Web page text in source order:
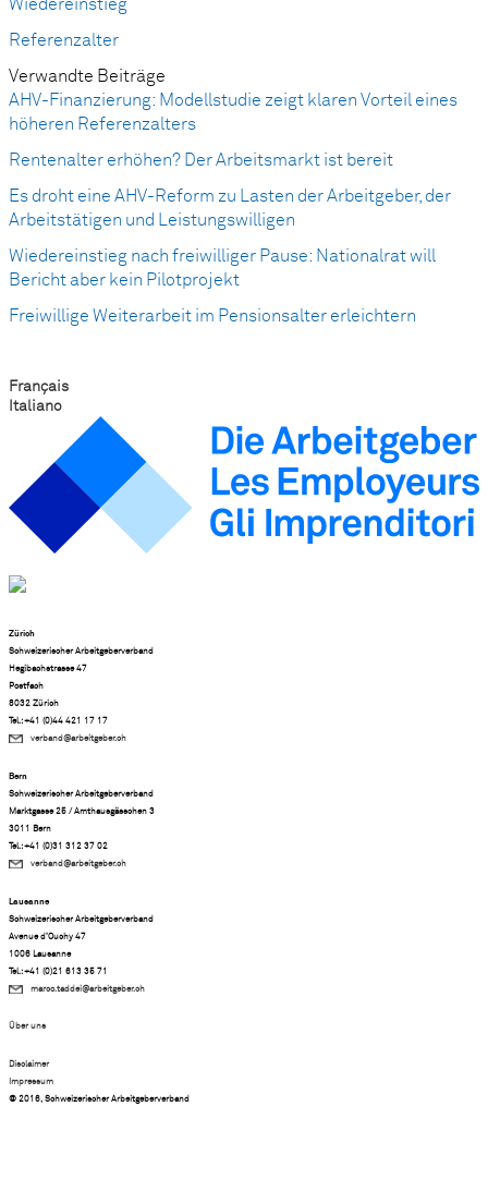
Wiedereinstieg
Referenzalter
Verwandte Beiträge
AHV-Finanzierung: Modellstudie zeigt klaren Vorteil eines
höheren Referenzalters
Rentenalter erhöhen? Der Arbeitsmarkt ist bereit
Es droht eine AHV-Reform zu Lasten der Arbeitgeber, der
Arbeitstätigen und Leistungswilligen
Wiedereinstieg nach freiwilliger Pause: Nationalrat will
Bericht aber kein Pilotprojekt
Freiwillige Weiterarbeit im Pensionsalter erleichtern
Français
Italiano
Zürich
Schweizerischer Arbeitgeberverband
Hegibachstrasse 47
Postfach
8032 Zürich
Tel.: +41 (0)44 421 17 17
verband@arbeitgeber.ch
Bern
Schweizerischer Arbeitgeberverband
Marktgasse 25 / Amthausgässchen 3
3011 Bern
Tel.: +41 (0)31 312 37 02
verband@arbeitgeber.ch
Lausanne
Schweizerischer Arbeitgeberverband
Avenue d’Ouchy 47
1006 Lausanne
Tel.: +41 (0)21 613 35 71
marco.taddei@arbeitgeber.ch
Über uns
Disclaimer
Impressum
© 2016, Schweizerischer Arbeitgeberverband